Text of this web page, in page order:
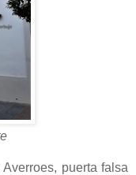
puerta falsa